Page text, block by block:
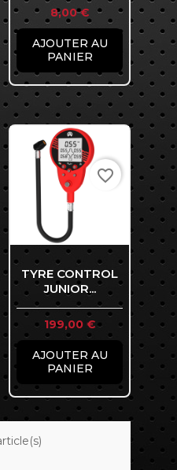
Prix
8,00 €
AJOUTER AU
PANIER
TYRE CONTROL
JUNIOR...
Prix
199,00 €
AJOUTER AU
PANIER
favorite_border